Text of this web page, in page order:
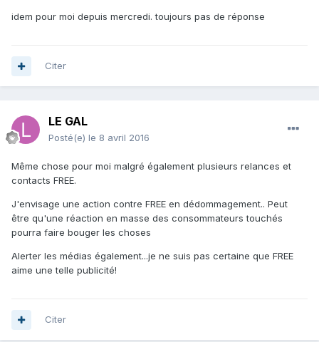
idem pour moi depuis mercredi. toujours pas de réponse
Citer
LE GAL
Posté(e) le 8 avril 2016
Même chose pour moi malgré également plusieurs relances et
contacts FREE.
J'envisage une action contre FREE en dédommagement.. Peut
être qu'une réaction en masse des consommateurs touchés
pourra faire bouger les choses
Alerter les médias également...je ne suis pas certaine que FREE
aime une telle publicité!
Citer